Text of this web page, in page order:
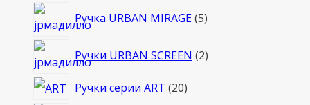
Ручка URBAN MIRAGE 55
Ручки URBAN SCREEN 22
Ручки серии ART 2020